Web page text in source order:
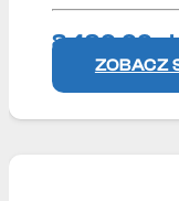
8 490,00zł
ZOBACZ